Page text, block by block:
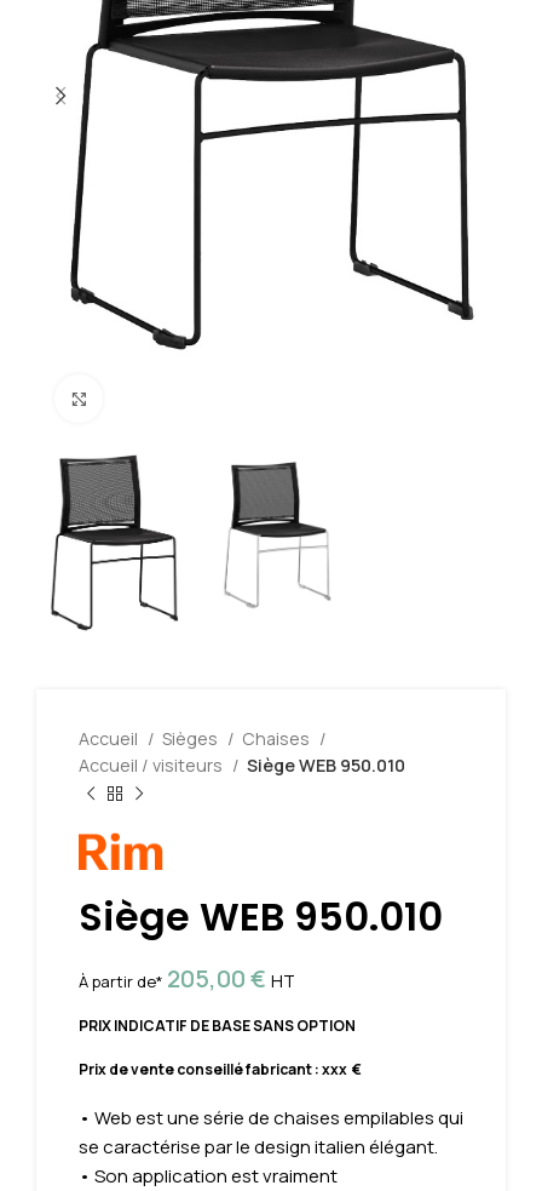
Accueil Sièges
Chaises
Accueil / visiteurs
Siège WEB 950.010
Siège WEB 950.010
À partir de* 205,00€ HT
PRIX INDICATIF DE BASE SANS OPTION
Prix de vente conseillé fabricant : xxx €
• Web est une série de chaises empilables qui
se caractérise par le design italien élégant.
• Son application est vraiment